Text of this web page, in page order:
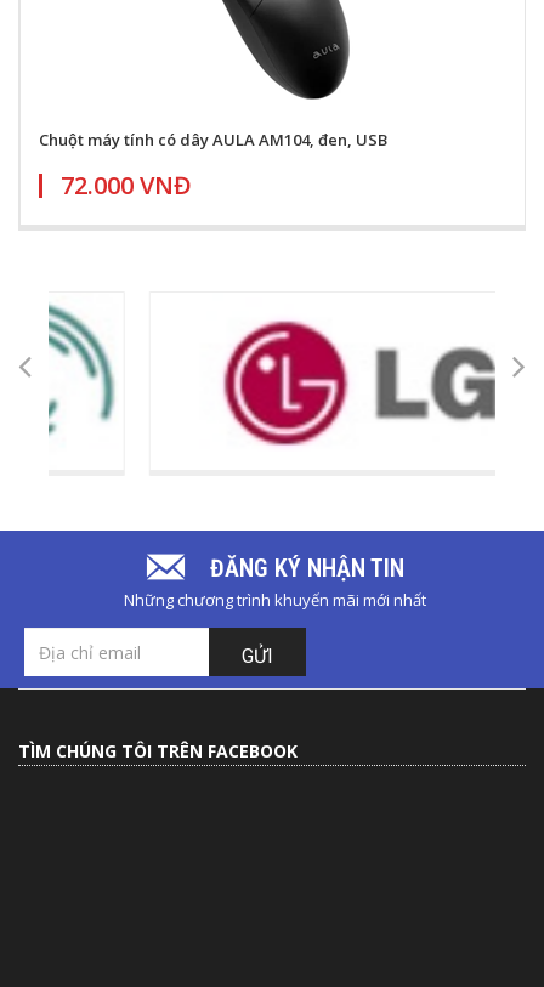
Chuột máy tính có dây AULA AM104, đen, USB
72.000 VNĐ
ĐĂNG KÝ NHẬN TIN
Những chương trình khuyến mãi mới nhất
GỬI
TÌM CHÚNG TÔI TRÊN FACEBOOK